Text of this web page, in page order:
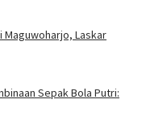
Maguwoharjo, Laskar
Sepak Bola Putri: